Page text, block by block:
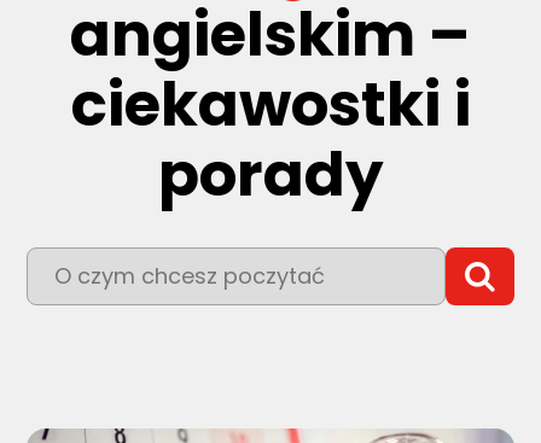
angielskim –
ciekawostki i
porady
To pole wyszukiwania z